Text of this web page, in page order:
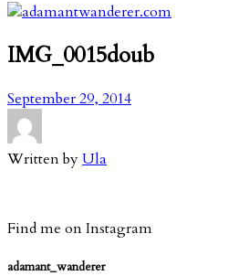
IMG_0015doub
September 29, 2014
Written byUla
Find me on Instagram
adamant_wanderer